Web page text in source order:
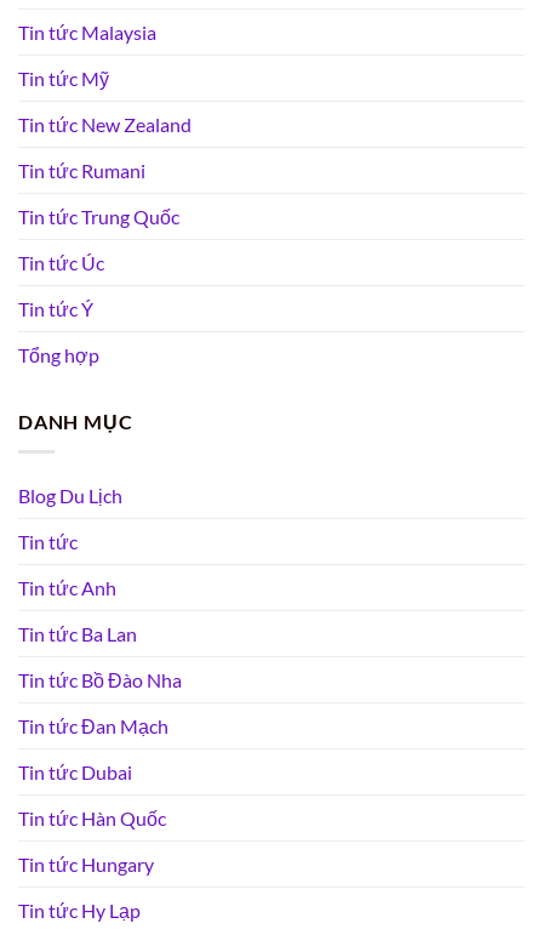
Tin tức Malaysia
Tin tức Mỹ
Tin tức New Zealand
Tin tức Rumani
Tin tức Trung Quốc
Tin tức Úc
Tin tức Ý
Tổng hợp
DANH MỤC
Blog Du Lịch
Tin tức
Tin tức Anh
Tin tức Ba Lan
Tin tức Bồ Đào Nha
Tin tức Đan Mạch
Tin tức Dubai
Tin tức Hàn Quốc
Tin tức Hungary
Tin tức Hy Lạp